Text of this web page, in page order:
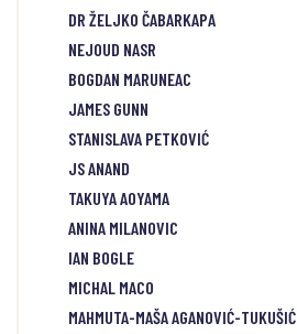
DR ŽELJKO ČABARKAPA
NEJOUD NASR
BOGDAN MARUNEAC
JAMES GUNN
STANISLAVA PETKOVIĆ
JS ANAND
TAKUYA AOYAMA
ANINA MILANOVIC
IAN BOGLE
MICHAL MACO
MAHMUTA-MAŠA AGANOVIĆ-TUKUŠIĆ